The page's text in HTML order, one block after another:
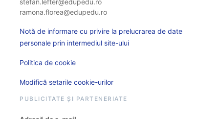
ramona.florea@edupedu.ro
Notă de informare cu privire la prelucrarea de date
personale prin intermediul site-ului
Politica de cookie
Modifică setarile cookie-urilor
PUBLICITATE ȘI PARTENERIATE